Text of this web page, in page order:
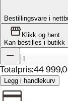
Bestillingsvare i
Klikk og hent
Kan bestilles i butikk
Totalpris:44
Legg i handlekurv